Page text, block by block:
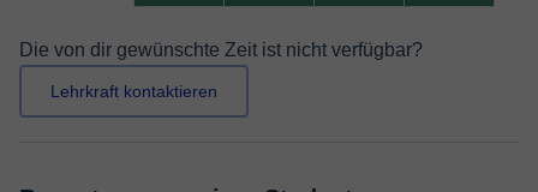
Die von dir gewünschte Zeit ist nicht verfügbar?
Lehrkraft kontaktieren